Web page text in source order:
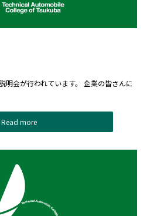
明会が行われています。 企業の皆さんに
Read more